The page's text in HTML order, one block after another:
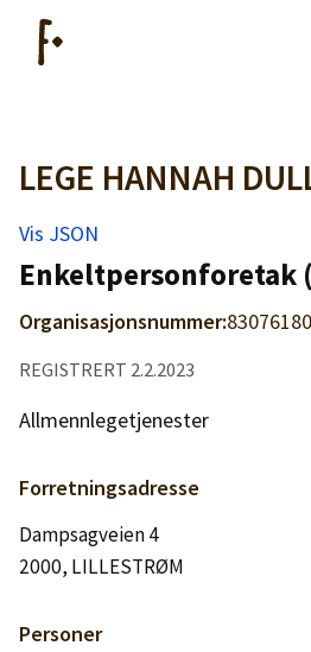
Artikler
Hjelp
Kjøpe lister
Priser
Logg inn
Lag konto
LEGE HANNAH
Vis JSON
Enkeltpersonforetak
Organisasjonsnummer:
REGISTRERT 2.2.2023
Allmennlegetjenester
Forretningsadresse
Dampsagveien 4
2000, LILLESTRØM
Personer